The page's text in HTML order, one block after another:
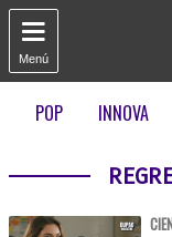

Menú
POP INNOVA